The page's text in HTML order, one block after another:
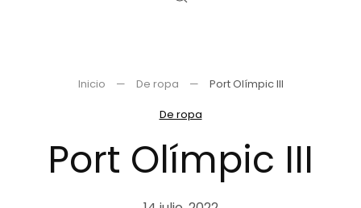
Inicio De ropa
Port Olímpic III
De ropa
Port Olímpic III